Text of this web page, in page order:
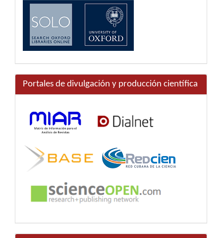
Portales de divulgación y producción científica